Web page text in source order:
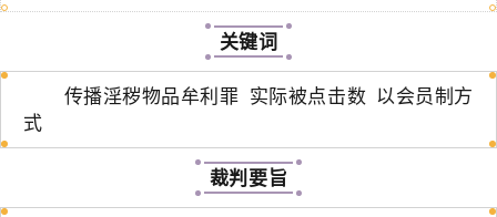
关键词
传播淫秽物品牟利罪 实际被点击数 以会员制方
式
裁判要旨